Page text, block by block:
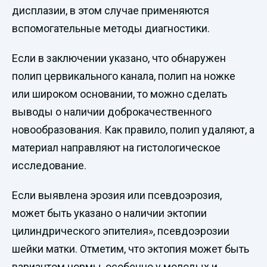
дисплазии, в этом случае применяются
вспомогательные методы диагностики.
Если в заключении указано, что обнаружен
полип цервикального канала, полип на ножке
или широком основании, то можно сделать
выводы о наличии доброкачественного
новообразования. Как правило, полип удаляют, а
материал направляют на гистологическое
исследование.
Если выявлена эрозия или псевдоэрозия,
может быть указано о наличии эктопии
цилиндрического эпителия», псевдоэрозии
шейки матки. Отметим, что эктопия может быть